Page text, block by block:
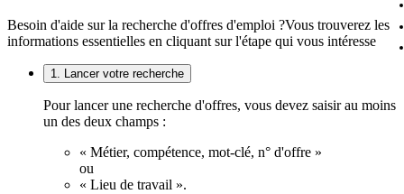
Besoin d'aide sur la recherche d'offres d'emploi ?Vous trouverez les
informations essentielles en cliquant sur l'étape qui vous intéresse
1. Lancer votre recherche
Pour lancer une recherche d'offres, vous devez saisir au moins
un des deux champs :
« Métier, compétence, mot-clé, n° d'offre »
ou
« Lieu de travail ».